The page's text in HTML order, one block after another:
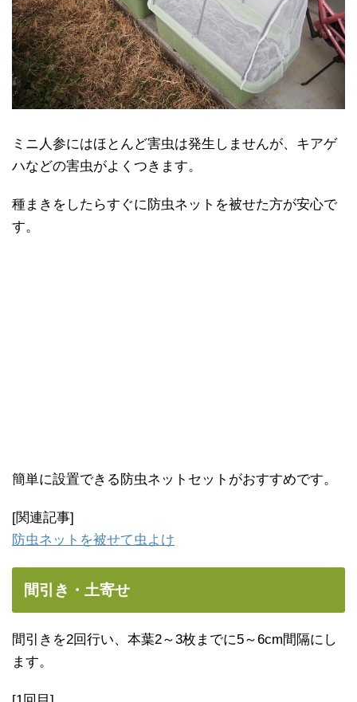
ミニ人参にはほとんど害虫は発生しませんが、キアゲ
ハなどの害虫がよくつきます。
種まきをしたらすぐに防虫ネットを被せた方が安心で
す。
簡単に設置できる防虫ネットセットがおすすめです。
[関連記事]
防虫ネットを被せて虫よけ
間引き・土寄せ
間引きを2回行い、本葉2～3枚までに5～6cm間隔にし
ます。